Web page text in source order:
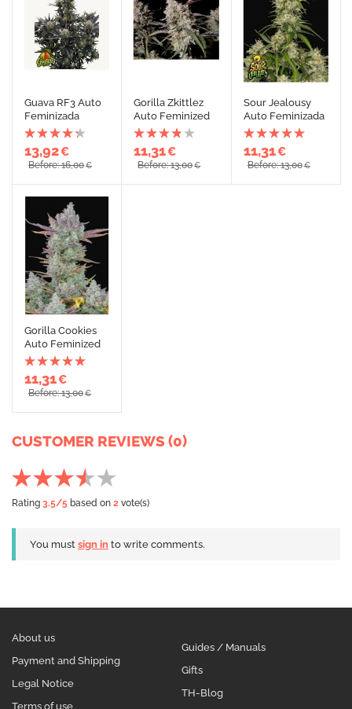
Guava RF3 Auto
Feminizada
13,92€
Before: 16,00€
Gorilla Zkittlez
Auto Feminized
11,31€
Before: 13,00€
Sour Jealousy
Auto Feminizada
11,31€
Before: 13,00€
Gorilla Cookies
Auto Feminized
11,31€
Before: 13,00€
CUSTOMER REVIEWS (0)
Rating 3.5/5 based on 2 vote(s)
You must sign in to write comments.
About us
Payment and Shipping
Legal Notice
Terms of use
Guides / Manuals
Gifts
TH-Blog